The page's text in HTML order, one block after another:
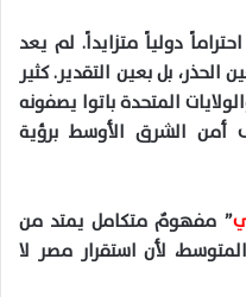
دولياً متزايداً. لم يعد
بل بعين التقدير. كثير
المتحدة باتوا يصفونه
أمن الشرق الأوسط برؤية
” مفهومٌ متكامل يمتد من
لأن استقرار مصر لا